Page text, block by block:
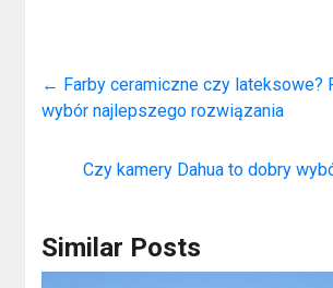
← Farby ceramiczne czy lateksowe?
wybór najlepszego rozwiązania
Czy kamery Dahua to dobry
Similar Posts